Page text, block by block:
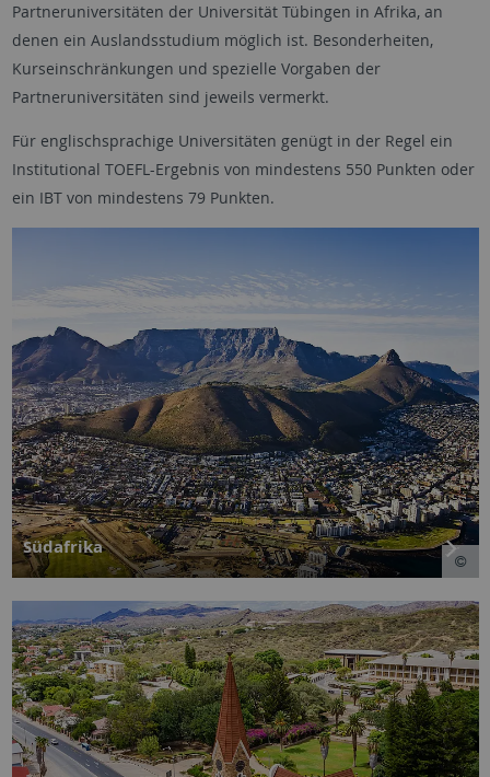
Partneruniversitäten der Universität Tübingen in Afrika, an
denen ein Auslandsstudium möglich ist. Besonderheiten,
Kurseinschränkungen und spezielle Vorgaben der
Partneruniversitäten sind jeweils vermerkt.
Für englischsprachige Universitäten genügt in der Regel ein
Institutional TOEFL-Ergebnis von mindestens 550 Punkten oder
ein IBT von mindestens 79 Punkten.
Südafrika